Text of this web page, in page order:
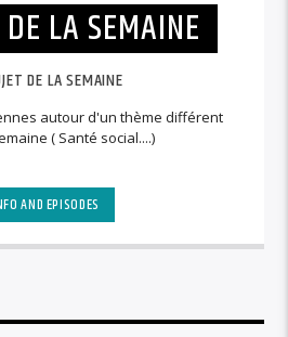
DE LA SEMAINE
DE LA SEMAINE
autour d'un thème différent
( Santé social....)
AND EPISODES